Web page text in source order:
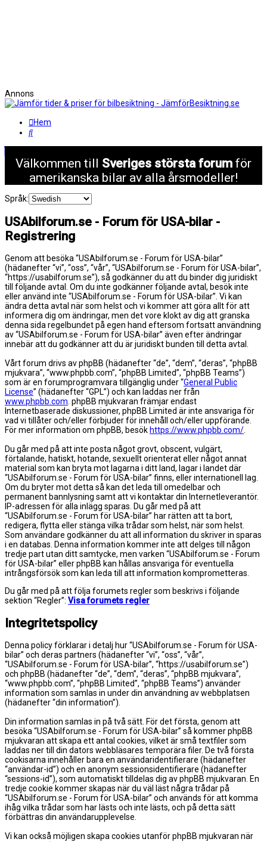
Annons
Hem
Sök
Välkommen till Sveriges största forum för
amerikanska bilar av alla årsmodeller!
Språk:
USAbilforum.se - Forum för USA-bilar -
Registrering
Genom att besöka “USAbilforum.se - Forum för USA-bilar”
(hädanefter “vi”, “oss”, “vår”, “USAbilforum.se - Forum för USA-bilar”,
“https://usabilforum.se”), så godkänner du att du binder dig juridiskt
till följande avtal. Om du inte godkänner följande avtal, besök inte
eller använd inte “USAbilforum.se - Forum för USA-bilar”. Vi kan
ändra detta avtal när som helst och vi kommer att göra allt för att
informera dig om ändringar, men det vore klokt av dig att granska
denna sida regelbundet på egen hand eftersom fortsatt användning
av “USAbilforum.se - Forum för USA-bilar” även efter ändringar
innebär att du godkänner att du är juridiskt bunden till detta avtal.
Vårt forum drivs av phpBB (hädanefter “de”, “dem”, “deras”, “phpBB
mjukvara”, “www.phpbb.com”, “phpBB Limited”, “phpBB Teams”)
som är en forumprogramvara tillgänglig under “General Public
License” (hädanefter “GPL”) och kan laddas ner från
www.phpbb.com. phpBB mjukvaran främjar endast
Internetbaserade diskussioner, phpBB Limited är inte ansvariga för
vad vi tillåter och/eller förbjuder för innehåll och/eller uppförande.
För mer information om phpBB, besök https://www.phpbb.com/.
Du går med på att inte posta något grovt, obscent, vulgärt,
förtalande, hatiskt, hotande, sexuellt orienterat eller något annat
material som kan bryta mot lagarna i ditt land, lagar i landet där
“USAbilforum.se - Forum för USA-bilar” finns, eller internationell lag.
Om du bryter mot detta så kan det leda till omedelbar och
permanent bannlysning samt att vi kontaktar din Internetleverantör.
IP-adressen för alla inlägg sparas. Du går med på att
“USAbilforum.se - Forum för USA-bilar” har rätten att ta bort,
redigera, flytta eller stänga vilka trådar som helst, när som helst.
Som användare godkänner du att all information du skriver in sparas
i en databas. Denna information kommer inte att delges till någon
tredje part utan ditt samtycke, men varken “USAbilforum.se - Forum
för USA-bilar” eller phpBB kan hållas ansvariga för eventuella
intrångsförsök som kan leda till att information komprometteras.
Du går med på att följa forumets regler som beskrivs i följande
sektion “Regler”: Visa forumets regler
Integritetspolicy
Denna policy förklarar i detalj hur “USAbilforum.se - Forum för USA-
bilar” och deras partners (hädanefter “vi”, “oss”, “vår”,
“USAbilforum.se - Forum för USA-bilar”, “https://usabilforum.se”)
och phpBB (hädanefter “de”, “dem”, “deras”, “phpBB mjukvara”,
“www.phpbb.com”, “phpBB Limited”, “phpBB Teams”) använder
information som samlas in under din användning av webbplatsen
(hädanefter “din information”).
Din information samlas in på två sätt. För det första, genom att
besöka “USAbilforum.se - Forum för USA-bilar” så kommer phpBB
mjukvaran att skapa ett antal cookies, vilket är små textfiler som
laddas ner till din dators webbläsares temporära filer. De två första
cookisarna innehåller bara en användaridentifierare (hädanefter
“användar-id”) och en anonym sessionsidentifierare (hädanefter
“sessions-id”), som automatiskt tilldelas dig av phpBB mjukvaran. En
tredje cookie kommer skapas när du väl läst några trådar på
“USAbilforum.se - Forum för USA-bilar” och används för att komma
ihåg vilka trådar som har lästs och inte lästs, och på detta sätt
förbättras din användarupplevelse.
Vi kan också möjligen skapa cookies utanför phpBB mjukvaran när